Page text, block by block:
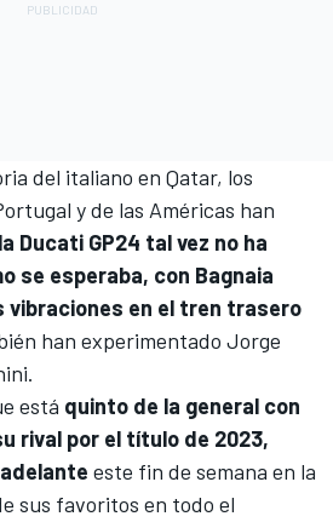
del italiano en Qatar, los
y de las Américas han
la Ducati GP24 tal vez no ha
se esperaba, con Bagnaia
vibraciones en el tren trasero
han experimentado Jorge
.
está quinto de la general con
rival por el título de 2023,
este fin de semana en la
sus favoritos en todo el